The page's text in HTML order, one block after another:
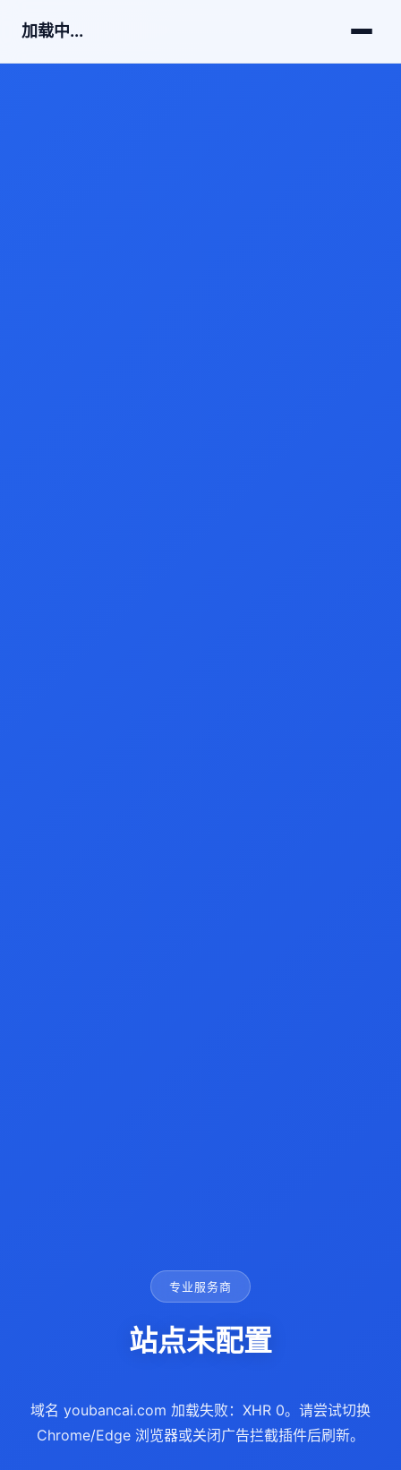
加载中...
专业服务商
站点未配置
域名 youbancai.com 加载失败：XHR 0。请尝试切换
Chrome/Edge 浏览器或关闭广告拦截插件后刷新。